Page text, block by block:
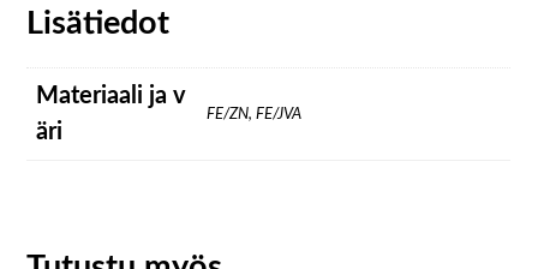
Lisätiedot
Materiaali ja v
äri
FE/ZN, FE/JVA